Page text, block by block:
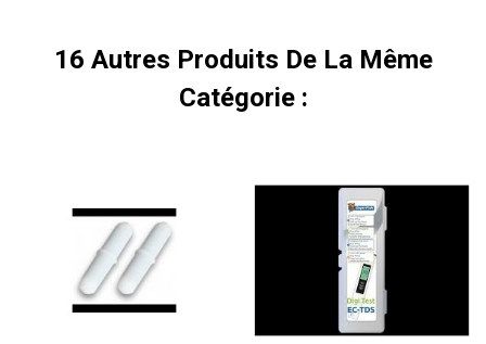
16 Autres Produits De La Même
Catégorie :